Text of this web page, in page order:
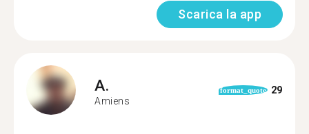
Scarica la app
A.
Amiens
format_quote 29